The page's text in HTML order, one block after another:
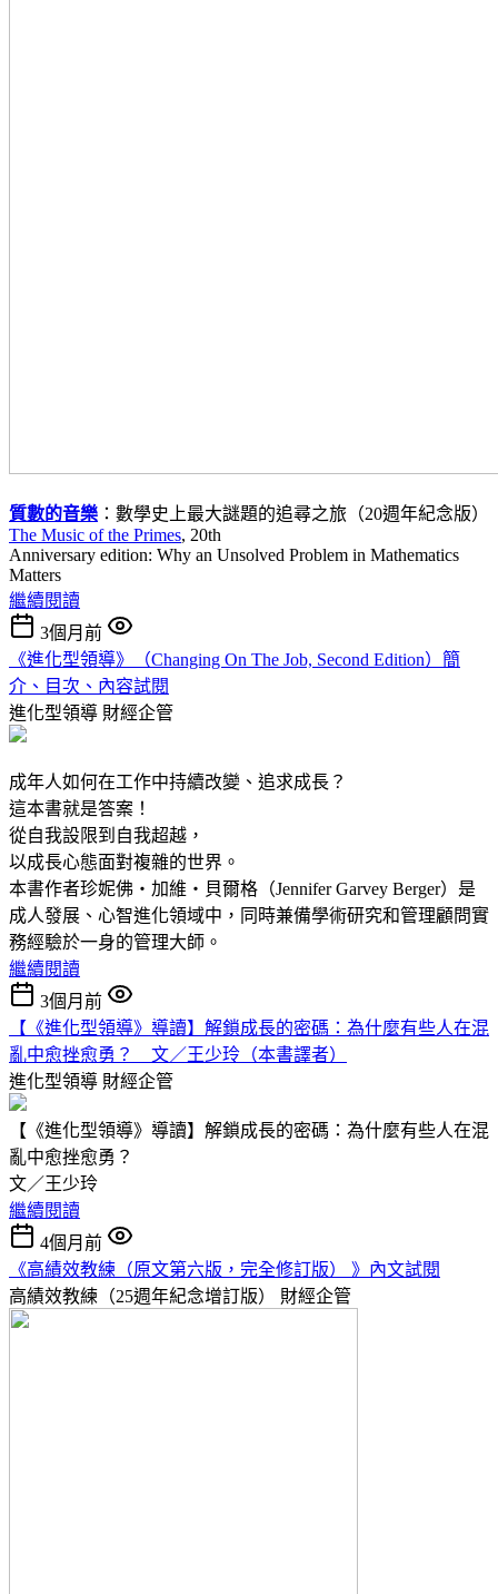
質數的音樂 ：數學史上最大謎題的追尋之旅（20週年紀念版）
The Music of the Primes, 20th
Anniversary edition: Why an Unsolved Problem in Mathematics
Matters
繼續閱讀
3個月前
《進化型領導》（Changing On The Job, Second Edition）簡
介、目次、內容試閱
進化型領導 財經企管
成年人如何在工作中持續改變、追求成長？
這本書就是答案！
從自我設限到自我超越，
以成長心態面對複雜的世界。
本書作者珍妮佛‧加維‧貝爾格（Jennifer Garvey Berger）是
成人發展、心智進化領域中，同時兼備學術研究和管理顧問實
務經驗於一身的管理大師。
繼續閱讀
3個月前
【《進化型領導》導讀】解鎖成長的密碼：為什麼有些人在混
亂中愈挫愈勇？ 文／王少玲（本書譯者）
進化型領導 財經企管
【《進化型領導》導讀】解鎖成長的密碼：為什麼有些人在混
亂中愈挫愈勇？
文／王少玲
繼續閱讀
4個月前
《高績效教練（原文第六版，完全修訂版） 》內文試閱
高績效教練（25週年紀念增訂版） 財經企管